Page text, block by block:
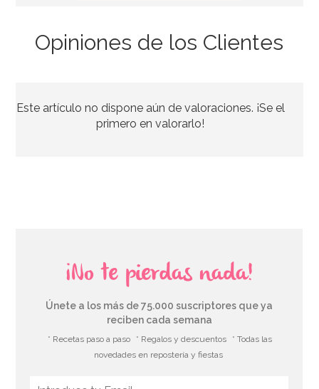
Opiniones de los Clientes
Este artículo no dispone aún de valoraciones. ¡Se el
primero en valorarlo!
¡No te pierdas nada!
Únete a los más de 75.000 suscriptores que ya
reciben cada semana
* Recetas paso a paso * Regalos y descuentos
* Todas las
novedades en repostería y fiestas